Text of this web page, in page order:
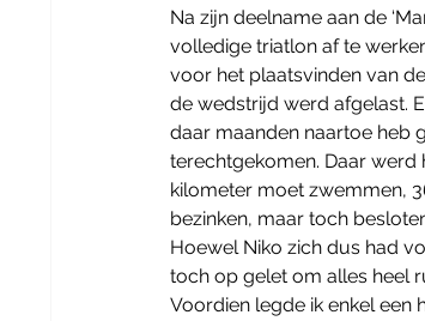
Na zijn deelname aan de
volledige triatlon af te
voor het plaatsvinden van
de wedstrijd werd afgelast.
daar maanden naartoe heb
terechtgekomen. Daar werd
kilometer moet zwemmen,
bezinken, maar toch
Hoewel Niko zich dus had
toch op gelet om alles heel
Voordien legde ik enkel een